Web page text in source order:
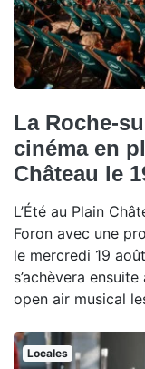
La Roche-
cinéma en
Château le
L’Été au Plain
Foron avec une
le mercredi 19
s’achèvera
open air musical
Locales